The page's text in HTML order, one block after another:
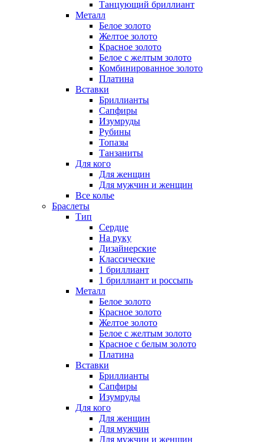
Танцующий бриллиант
Металл
Белое золото
Желтое золото
Красное золото
Белое с желтым золото
Комбинированное золото
Платина
Вставки
Бриллианты
Сапфиры
Изумруды
Рубины
Топазы
Танзаниты
Для кого
Для женщин
Для мужчин и женщин
Все колье
Браслеты
Тип
Сердце
На руку
Дизайнерские
Классические
1 бриллиант
1 бриллиант и россыпь
Металл
Белое золото
Красное золото
Желтое золото
Белое с желтым золото
Красное с белым золото
Платина
Вставки
Бриллианты
Сапфиры
Изумруды
Для кого
Для женщин
Для мужчин
Для мужчин и женщин